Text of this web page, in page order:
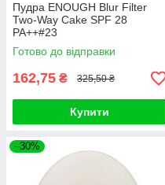
Пудра ENOUGH Blur Filter
Two-Way Cake SPF 28
PA++#23
Готово до відправки
162,75 ₴ 325,50 ₴
Купити
–30%